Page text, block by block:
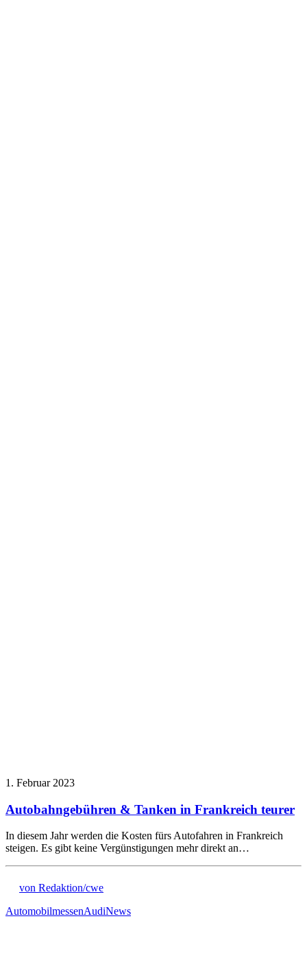
1. Februar 2023
Autobahngebühren & Tanken in Frankreich teurer
In diesem Jahr werden die Kosten fürs Autofahren in Frankreich
steigen. Es gibt keine Vergünstigungen mehr direkt an…
von Redaktion/cwe
AutomobilmessenAudiNews